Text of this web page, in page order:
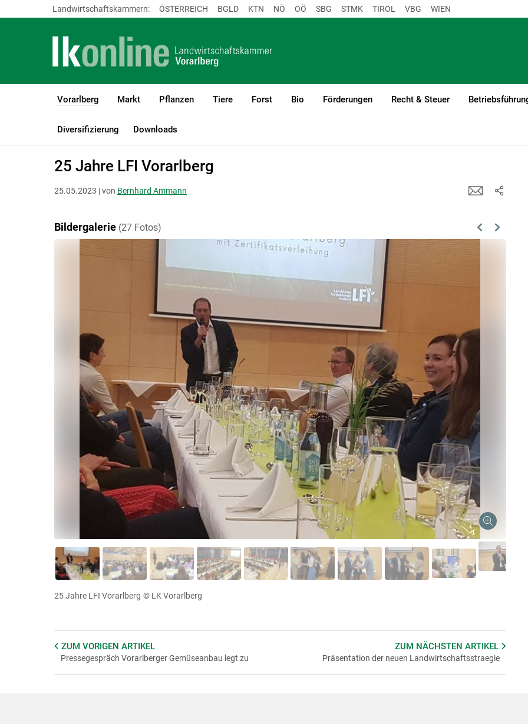
Landwirtschaftskammern: ÖSTERREICH BGLD KTN NÖ OÖ SBG STMK TIROL VBG WIEN
Vorarlberg
(current)1
Markt Pflanzen Tiere Forst Bio Förderungen Recht & Steuer
Diversifizierung Downloads
LK Vorarlberg Vorarlberg Publikationen & Mediathek
25 Jahre LFI Vorarlberg
25.05.2023 | von Bernhard Ammann
Bildergalerie (27 Fotos) Previous
Next
25 Jahre LFI Vorarlberg © LK Vorarlberg
ZUM VORIGENARTIKEL
Pressegespräch Vorarlberger Gemüseanbau legt zu
ZUM NÄCHSTENARTIKEL
Präsentation der neuen Landwirtschaftsstraegie